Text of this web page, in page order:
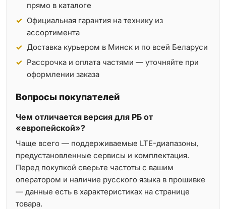
прямо в каталоге
Официальная гарантия на технику из
ассортимента
Доставка курьером в Минск и по всей Беларуси
Рассрочка и оплата частями — уточняйте при
оформлении заказа
Вопросы покупателей
Чем отличается версия для РБ от
«европейской»?
Чаще всего — поддерживаемые LTE-диапазоны,
предустановленные сервисы и комплектация.
Перед покупкой сверьте частоты с вашим
оператором и наличие русского языка в прошивке
— данные есть в характеристиках на странице
товара.